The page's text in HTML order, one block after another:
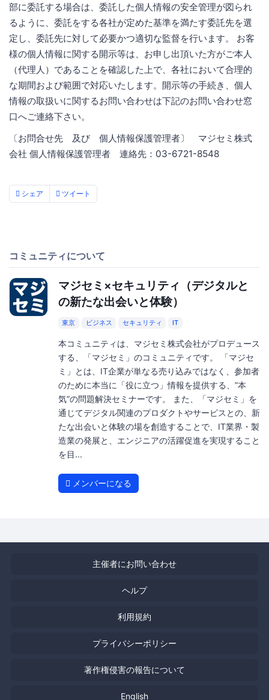
部に委託する場合は、委託した個人情報の安全管理が図られ
るように、委託をする各社が定めた基準を満たす委託先を選
定し、委託先に対して必要かつ適切な監督を行います。 お客
様の個人情報に関する開示等は、お申し出頂いた方がご本人
（代理人）であることを確認した上で、各社において合理的
な期間および範囲で対応いたします。開示等の手続き、個人
情報の取扱いに関するお問い合わせは下記のお問い合わせ窓
口へご連絡下さい。
〔お問合せ先 及び 個人情報保護管理者〕 マジセミ株式
会社 個人情報保護管理者 連絡先：03-6721-8548
シェア ツイート
コミュニティについて
マジセミ×セキュリティ（デジタルと
の新たな出会いと体験）
東京 ビジネス セキュリティ IT
本コミュニティは、マジセミ株式会社がプロデュース
する、「マジセミ」のコミュニティです。 「マジセ
ミ」とは、IT企業が単なる売り込みではなく、参加者
のために本当に「役に立つ」情報を提供する、”本
気”の問題解決セミナーです。 また、「マジセミ」を
通じてデジタル関連のプロダクトやサービスとの、新
たな出会いと体験の場を創造することで、IT業界・製
造業の発展と、エンジニアの活躍促進を実現すること
を目...
メンバーになる
主催者にお問い合わせ
ヘルプ
利用規約
プライバシーポリシー
著作権侵害の報告について
English